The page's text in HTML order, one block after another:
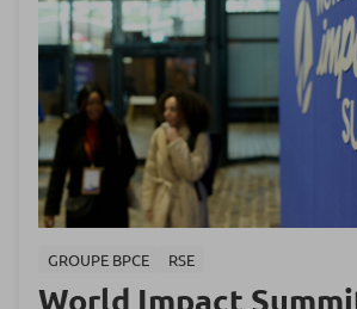
GROUPE BPCE RSE
World Impact